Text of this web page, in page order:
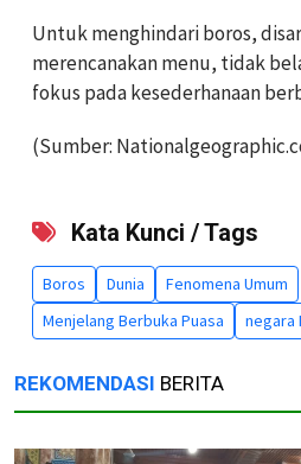
Untuk menghindari boros,
merencanakan menu, tidak
fokus pada kesederhanaan
(Sumber:
Kata Kunci / Tags
Boros Dunia
Fenomena Umum
Menjelang Berbuka Puasa
negara
REKOMENDASI BERITA